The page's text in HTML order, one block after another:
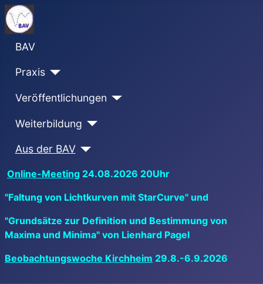
BAV
Praxis
Veröffentlichungen
Weiterbildung
Aus der BAV
Online-Meeting 24.08.2026 20Uhr
"Faltung von Lichtkurven mit StarCurve" und
"Grundsätze zur Definition und Bestimmung von
Maxima und Minima" von Lienhard Pagel
Beobachtungswoche Kirchheim 29.8.-6.9.2026